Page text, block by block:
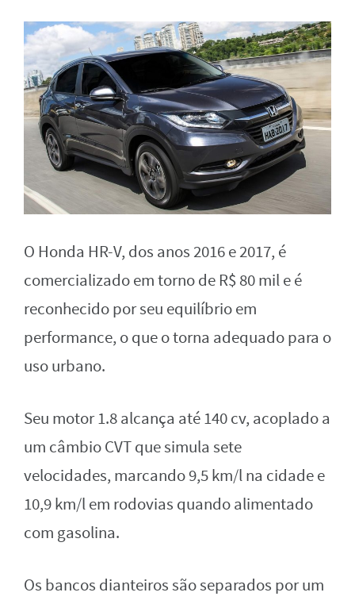
O Honda HR-V, dos anos 2016 e 2017, é
comercializado em torno de R$ 80 mil e é
reconhecido por seu equilíbrio em
performance, o que o torna adequado para o
uso urbano.
Seu motor 1.8 alcança até 140 cv, acoplado a
um câmbio CVT que simula sete
velocidades, marcando 9,5 km/l na cidade e
10,9 km/l em rodovias quando alimentado
com gasolina.
Os bancos dianteiros são separados por um